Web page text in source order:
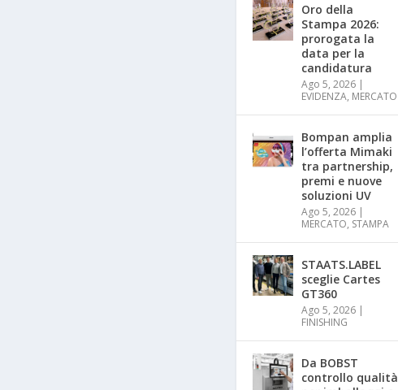
Oro della
Stampa 2026:
prorogata la
data per la
candidatura
Ago 5, 2026 |
EVIDENZA, MERCATO
Bompan amplia
l’offerta Mimaki
tra partnership,
premi e nuove
soluzioni UV
Ago 5, 2026 |
MERCATO, STAMPA
STAATS.LABEL
sceglie Cartes
GT360
Ago 5, 2026 |
FINISHING
Da BOBST
controllo qualità